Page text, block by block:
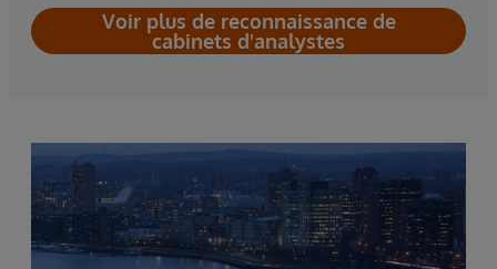
Voir plus de reconnaissance de
cabinets d'analystes